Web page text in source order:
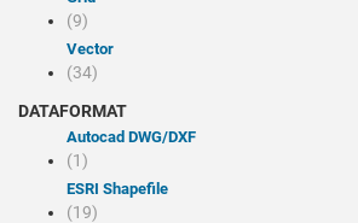
(9)
Vector
(34)
DATAFORMAT
Autocad DWG/DXF
(1)
ESRI Shapefile
(19)